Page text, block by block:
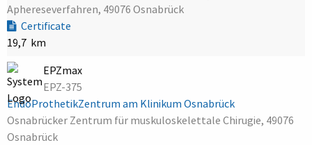
Aphereseverfahren, 49076 Osnabrück
Certificate
19,7 km
EPZmax
EPZ-375
EndoProthetikZentrum am Klinikum Osnabrück
Osnabrücker Zentrum für muskuloskelettale Chirugie, 49076
Osnabrück